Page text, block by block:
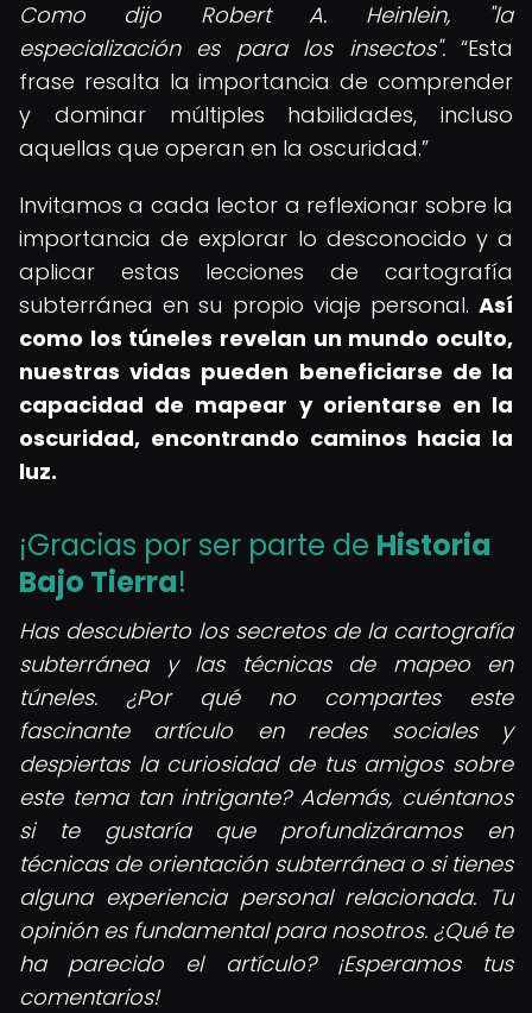
Como dijo Robert A. Heinlein, "la
especialización es para los insectos".
Esta
frase resalta la importancia de comprender
y dominar múltiples habilidades, incluso
aquellas que operan en la oscuridad.
Invitamos a cada lector a reflexionar sobre la
importancia de explorar lo desconocido y a
aplicar estas lecciones de cartografía
subterránea en su propio viaje personal. Así
como los túneles revelan un mundo oculto,
nuestras vidas pueden beneficiarse de la
capacidad de mapear y orientarse en la
oscuridad, encontrando caminos hacia la
luz.
¡Gracias por ser parte de Historia
Bajo Tierra!
Has descubierto los secretos de la cartografía
subterránea y las técnicas de mapeo en
túneles. ¿Por qué no compartes este
fascinante artículo en redes sociales y
despiertas la curiosidad de tus amigos sobre
este tema tan intrigante? Además, cuéntanos
si te gustaría que profundizáramos en
técnicas de orientación subterránea o si tienes
alguna experiencia personal relacionada. Tu
opinión es fundamental para nosotros. ¿Qué te
ha parecido el artículo? ¡Esperamos tus
comentarios!